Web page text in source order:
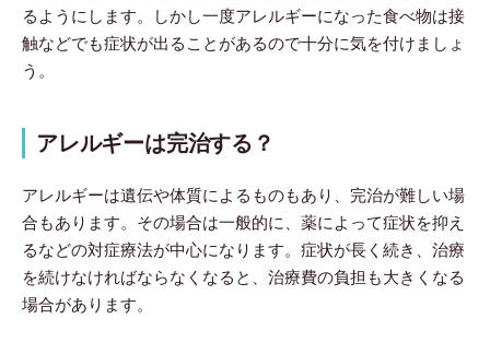
るようにします。しかし一度アレルギーになった食べ物は接
触などでも症状が出ることがあるので十分に気を付けましょ
う。
アレルギーは完治する？
アレルギーは遺伝や体質によるものもあり、完治が難しい場
合もあります。その場合は一般的に、薬によって症状を抑え
るなどの対症療法が中心になります。症状が長く続き、治療
を続けなければならなくなると、治療費の負担も大きくなる
場合があります。